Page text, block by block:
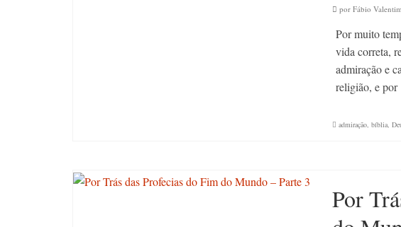
por Fábio Valentim
Por muito
vida correta,
admiração e
religião, e
admiração, bíblia,
Por